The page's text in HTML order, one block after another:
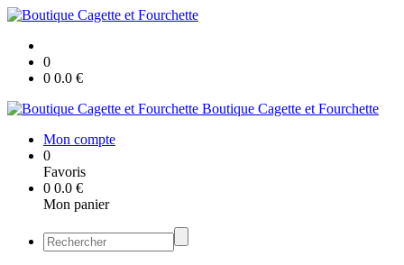
0
0 0.0 €
Boutique Cagette et Fourchette
Mon compte
0
Favoris
0 0.0 €
Mon panier